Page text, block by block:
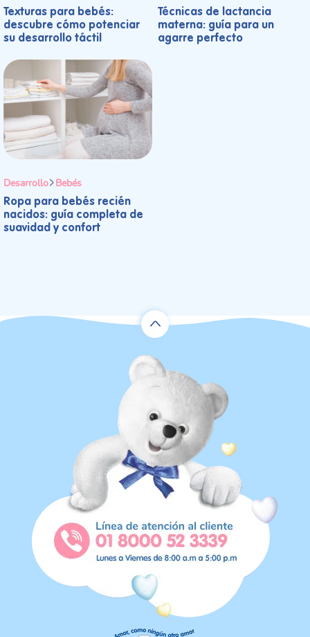
Texturas para bebés:
descubre cómo potenciar
su desarrollo táctil
Técnicas de lactancia
materna: guía para un
agarre perfecto
Desarrollo Bebés
Ropa para bebés recién
nacidos: guía completa de
suavidad y confort